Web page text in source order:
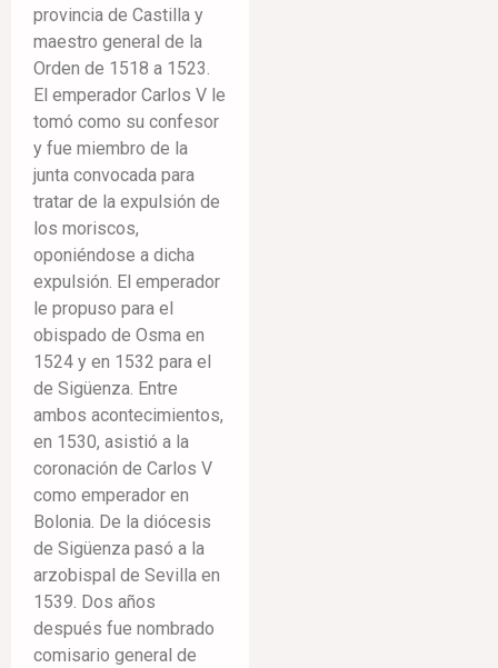
provincia de Castilla y
maestro general de la
Orden de 1518 a 1523.
El emperador Carlos V le
tomó como su confesor
y fue miembro de la
junta convocada para
tratar de la expulsión de
los moriscos,
oponiéndose a dicha
expulsión. El emperador
le propuso para el
obispado de Osma en
1524 y en 1532 para el
de Sigüenza. Entre
ambos acontecimientos,
en 1530, asistió a la
coronación de Carlos V
como emperador en
Bolonia. De la diócesis
de Sigüenza pasó a la
arzobispal de Sevilla en
1539. Dos años
después fue nombrado
comisario general de